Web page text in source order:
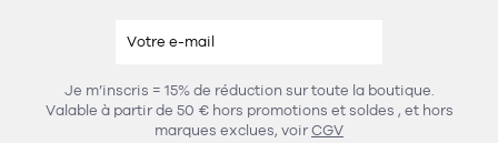
Je m’inscris = 15% de réduction sur toute la boutique.
Valable à partir de 50 € hors promotions et soldes , et hors
marques exclues, voirCGV